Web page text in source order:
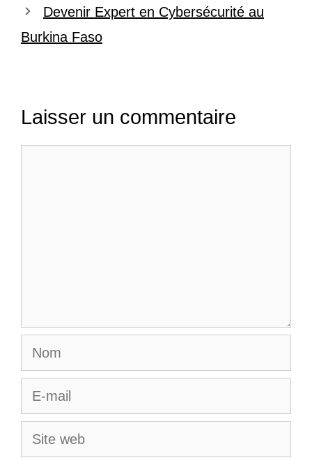
Devenir Expert en Cybersécurité au
Burkina Faso
Laisser un commentaire
Nom
E-
mail
Site
web